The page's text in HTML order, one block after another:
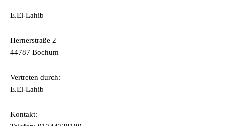
E.El-Lahib
Hernerstraße 2
44787 Bochum
Vertreten durch:
E.El-Lahib
Kontakt: